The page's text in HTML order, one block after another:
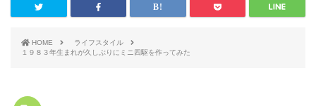
HOME
ライフスタイル
１９８３年生まれが久しぶりにミニ四駆を作ってみた